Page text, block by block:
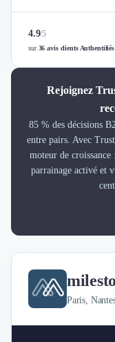
4.9/5
sur36 avis clients
Rejoignez
85 % des décisions
entre pairs. Avec
moteur de
parrainage activé et
Paris,